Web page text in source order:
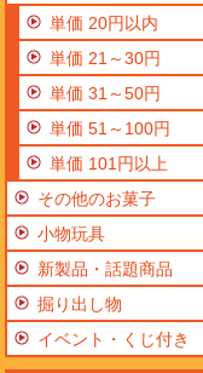
単価 20円以内
単価 21～30円
単価 31～50円
単価 51～100円
単価 101円以上
その他のお菓子
小物玩具
新製品・話題商品
掘り出し物
イベント・くじ付き